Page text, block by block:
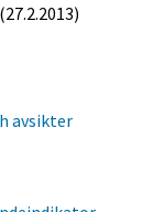
(27.2.2013)
avsikter